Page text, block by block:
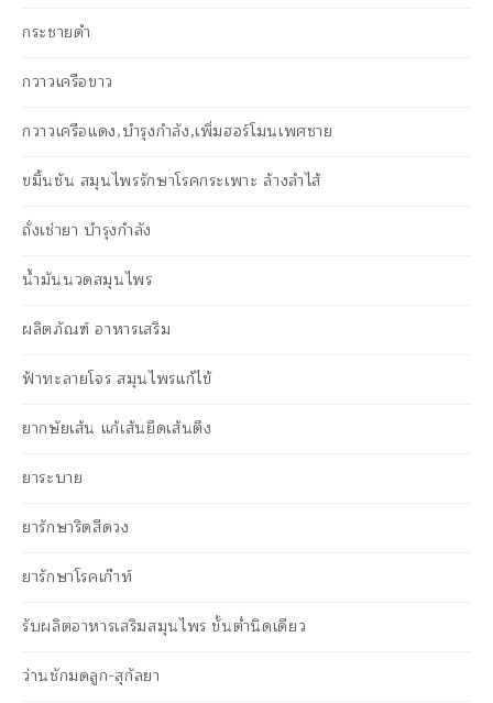
กระชายดำ
กวาวเครือขาว
กวาวเครือแดง,บำรุงกำลัง,เพิ่มฮอร์โมนเพศชาย
ขมิ้นชัน สมุนไพรรักษาโรคกระเพาะ ล้างลำไส้
ถั่งเช่ายา บำรุงกำลัง
น้ำมันนวดสมุนไพร
ผลิตภัณฑ์ อาหารเสริม
ฟ้าทะลายโจร สมุนไพรแก้ไข้
ยากษัยเส้น แก้เส้นยึดเส้นตึง
ยาระบาย
ยารักษาริดสีดวง
ยารักษาโรคเก๊าท์
รับผลิตอาหารเสริมสมุนไพร ขั้นต่ำนิดเดียว
ว่านชักมดลูก-สุกัลยา